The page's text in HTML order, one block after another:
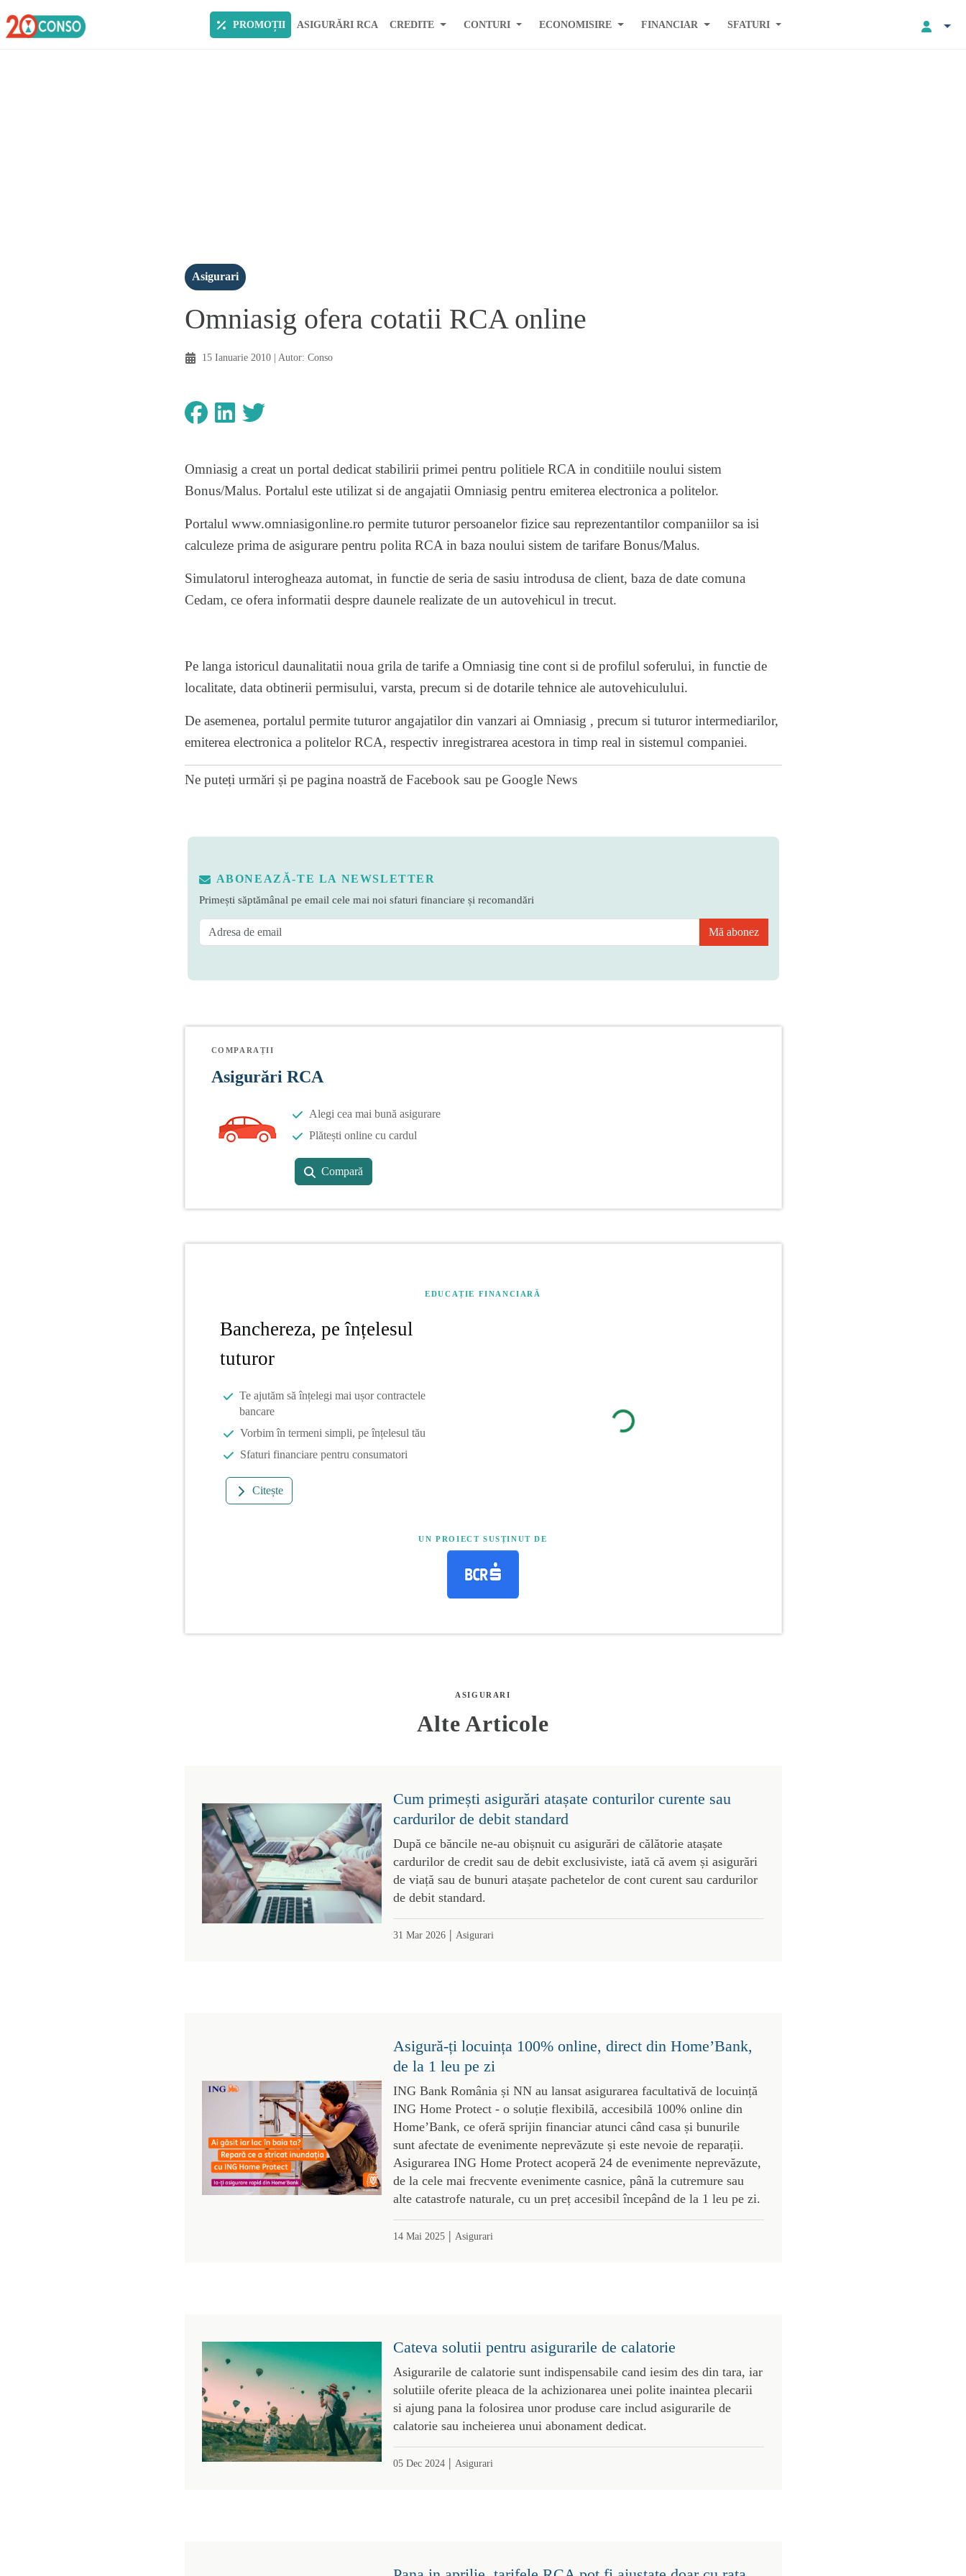
PROMOȚII ASIGURĂRI RCA CREDITE CONTURI ECONOMISIRE FINANCIAR SFATURI
Asigurari
Omniasig ofera cotatii RCA online
15 Ianuarie 2010| Autor: Conso
Omniasig a creat un portal dedicat stabilirii primei pentru politiele RCA in conditiile noului sistem
Bonus/Malus. Portalul este utilizat si de angajatii Omniasig pentru emiterea electronica a politelor.
Portalul www.omniasigonline.ro permite tuturor persoanelor fizice sau reprezentantilor companiilor sa isi
calculeze prima de asigurare pentru polita RCA in baza noului sistem de tarifare Bonus/Malus.
Simulatorul interogheaza automat, in functie de seria de sasiu introdusa de client, baza de date comuna
Cedam, ce ofera informatii despre daunele realizate de un autovehicul in trecut.
Pe langa istoricul daunalitatii noua grila de tarife a Omniasig tine cont si de profilul soferului, in functie de
localitate, data obtinerii permisului, varsta, precum si de dotarile tehnice ale autovehiculului.
De asemenea, portalul permite tuturor angajatilor din vanzari ai Omniasig , precum si tuturor intermediarilor,
emiterea electronica a politelor RCA, respectiv inregistrarea acestora in timp real in sistemul companiei.
Ne puteți urmări și pe pagina noastră de Facebook sau pe Google News
ABONEAZĂ-TE LA NEWSLETTER
Primești săptămânal pe email cele mai noi sfaturi financiare și recomandări
Mă abonez
COMPARAȚII
Asigurări RCA
Alegi cea mai bună asigurare
Plătești online cu cardul
Compară
EDUCAȚIE FINANCIARĂ
Banchereza, pe înțelesul
tuturor
Te ajutăm să înțelegi mai ușor contractele
bancare
Vorbim în termeni simpli, pe înțelesul tău
Sfaturi financiare pentru consumatori
Citește
UN PROIECT SUSȚINUT DE
ASIGURARI
Alte Articole
Cum primești asigurări atașate conturilor curente sau
cardurilor de debit standard
După ce băncile ne-au obișnuit cu asigurări de călătorie atașate
cardurilor de credit sau de debit exclusiviste, iată că avem și asigurări
de viață sau de bunuri atașate pachetelor de cont curent sau cardurilor
de debit standard.
31 Mar 2026| Asigurari
Asigură-ți locuința 100% online, direct din Home’Bank,
de la 1 leu pe zi
ING Bank România și NN au lansat asigurarea facultativă de locuință
ING Home Protect - o soluție flexibilă, accesibilă 100% online din
Home’Bank, ce oferă sprijin financiar atunci când casa și bunurile
sunt afectate de evenimente neprevăzute și este nevoie de reparații.
Asigurarea ING Home Protect acoperă 24 de evenimente neprevăzute,
de la cele mai frecvente evenimente casnice, până la cutremure sau
alte catastrofe naturale, cu un preț accesibil începând de la 1 leu pe zi.
14 Mai 2025| Asigurari
Cateva solutii pentru asigurarile de calatorie
Asigurarile de calatorie sunt indispensabile cand iesim des din tara, iar
solutiile oferite pleaca de la achizionarea unei polite inaintea plecarii
si ajung pana la folosirea unor produse care includ asigurarile de
calatorie sau incheierea unui abonament dedicat.
05 Dec 2024| Asigurari